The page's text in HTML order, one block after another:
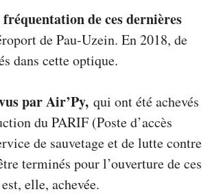
de ces dernières
de Pau-Uzein. En 2018, de
dans cette optique.
par Air’Py, qui ont été achevés
du PARIF (Poste d’accès
de sauvetage et de lutte contre
terminés pour l’ouverture de ces
elle, achevée.